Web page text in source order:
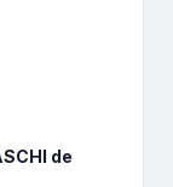
de